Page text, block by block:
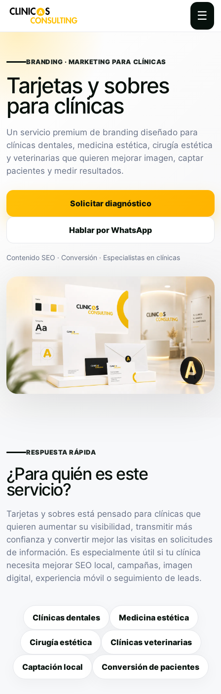
☰
contentBRANDING · MARKETING PARA CLÍNICAS
Tarjetas y sobres
para clínicas
Un servicio premium de branding diseñado para
clínicas dentales, medicina estética, cirugía estética
y veterinarias que quieren mejorar imagen, captar
pacientes y medir resultados.
Solicitar diagnóstico
Hablar por WhatsApp
Contenido SEO · Conversión · Especialistas en clínicas
RESPUESTA RÁPIDA
¿Para quién es este
servicio?
Tarjetas y sobres está pensado para clínicas que
quieren aumentar su visibilidad, transmitir más
confianza y convertir mejor las visitas en solicitudes
de información. Es especialmente útil si tu clínica
necesita mejorar SEO local, campañas, imagen
digital, experiencia móvil o seguimiento de leads.
Clínicas dentales Medicina estética
Cirugía estética Clínicas veterinarias
Captación local Conversión de pacientes